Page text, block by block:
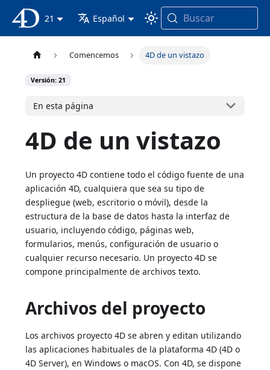
Documentación 4D
21 Español Buscar
Comencemos 4D de un vistazo
Versión: 21
En esta página
4D de un vistazo
Un proyecto 4D contiene todo el código fuente de una
aplicación 4D, cualquiera que sea su tipo de
despliegue (web, escritorio o móvil), desde la
estructura de la base de datos hasta la interfaz de
usuario, incluyendo código, páginas web,
formularios, menús, configuración de usuario o
cualquier recurso necesario. Un proyecto 4D se
compone principalmente de archivos texto.
Archivos del proyecto
Los archivos proyecto 4D se abren y editan utilizando
las aplicaciones habituales de la plataforma 4D (4D o
4D Server), en Windows o macOS. Con 4D, se dispone